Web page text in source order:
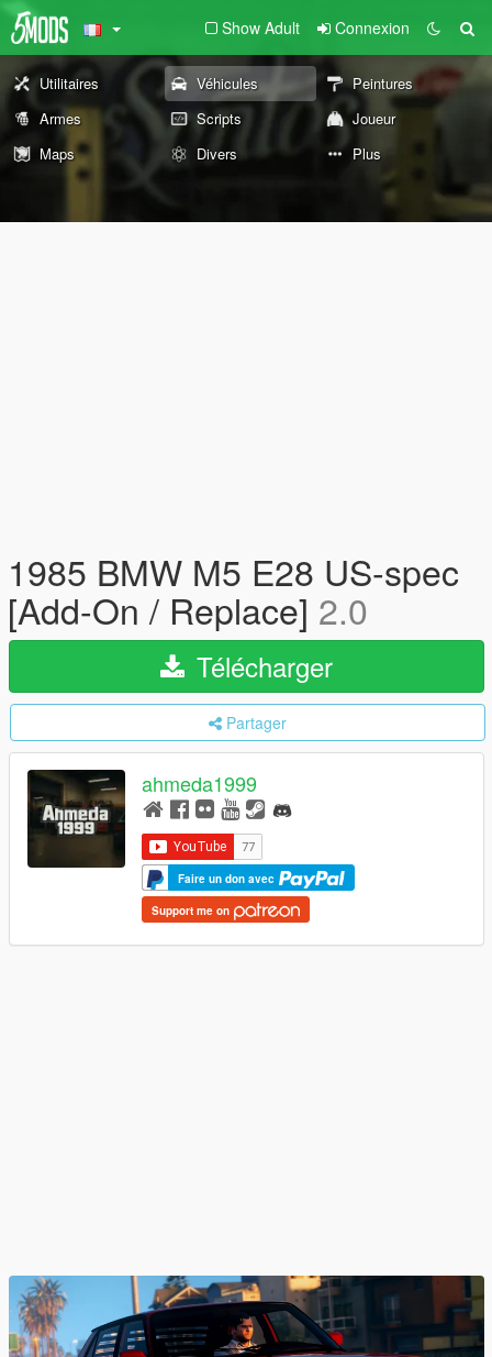
Show Adult Connexion
Utilitaires Véhicules
Peintures
Armes
Scripts
Joueur
Maps
Divers Plus
1985 BMW M5 E28 US-spec
[Add-On / Replace] 2.0
Télécharger
Partager
ahmeda1999
Faire un don avec
Support me on